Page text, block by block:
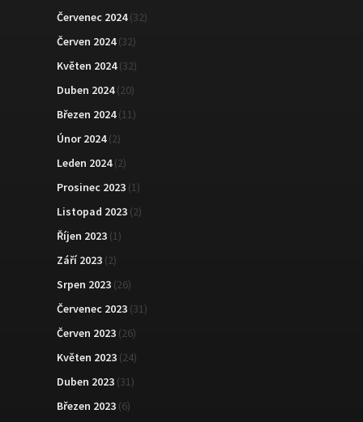
Červenec 2024(32)
Červen 2024(32)
Květen 2024(32)
Duben 2024(20)
Březen 2024(11)
Únor 2024(2)
Leden 2024(2)
Prosinec 2023 (1)
Listopad 2023 (2)
Říjen 2023 (1)
Září 2023 (2)
Srpen 2023 (26)
Červenec 2023 (31)
Červen 2023 (26)
Květen 2023 (24)
Duben 2023 (31)
Březen 2023 (6)